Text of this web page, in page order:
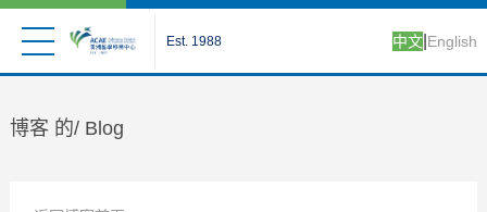
Est. 1988 中文 English
博客 的/ Blog